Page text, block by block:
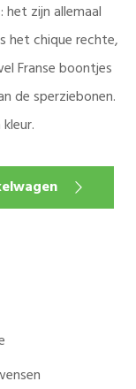
het zijn allemaal
het chique rechte,
Franse boontjes
de sperziebonen.